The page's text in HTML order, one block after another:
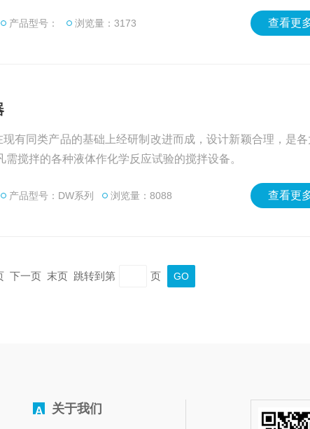
音小、运转稳定、安全可靠等特点。 ：
产品型号： 浏览量：3173 查看更
现有同类产品的基础上经研制改进而成，设计新颖合理，是
搅拌的各种液体作化学反应试验的搅拌设备。
产品型号：DW系列 浏览量：8088 查看更
下一页 末页 跳转到第 页
A 关于我们